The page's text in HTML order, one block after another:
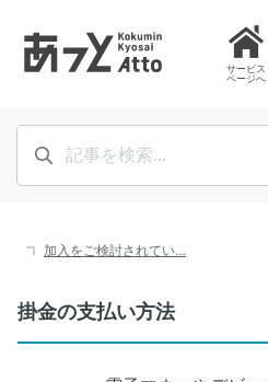
サービス
ページへ
加入をご検討されてい…
掛金の支払い方法